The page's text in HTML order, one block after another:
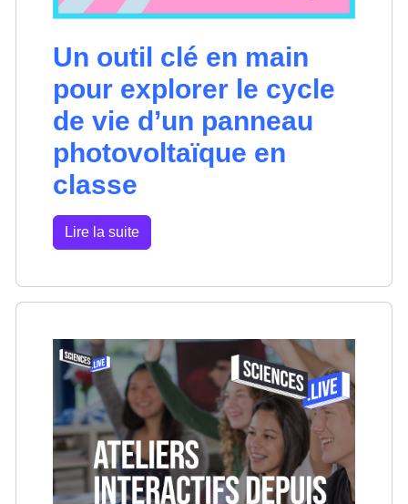
Un outil clé en main
pour explorer le cycle
de vie d’un panneau
photovoltaïque en
classe
Lire la suite